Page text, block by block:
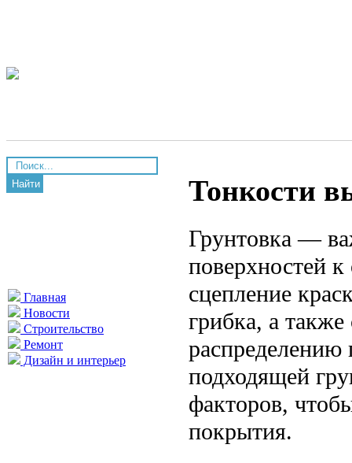
Найти
Главная
Новости
Строительство
Ремонт
Дизайн и интерьер
Тонкости
Грунтовка —
поверхностей
сцепление
грибка, а
подходящей
факторов,
покрытия.